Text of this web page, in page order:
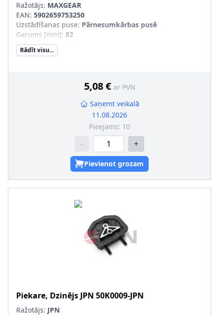
Ražotājs: MAXGEAR
EAN: 5902659753250
Uzstādīšanas puse: Pārnesumkārbas pusē
Garums [mm]: 82
Platums [mm]
Augstums [mm]
Rādīt visu...
5,08 € ar PVN
Saņemt veikalā
11.08.2026
Pieejams: 10
- +
Pievienot grozam
Piekare, Dzinējs JPN 50K0009-JPN
Ražotājs: JPN